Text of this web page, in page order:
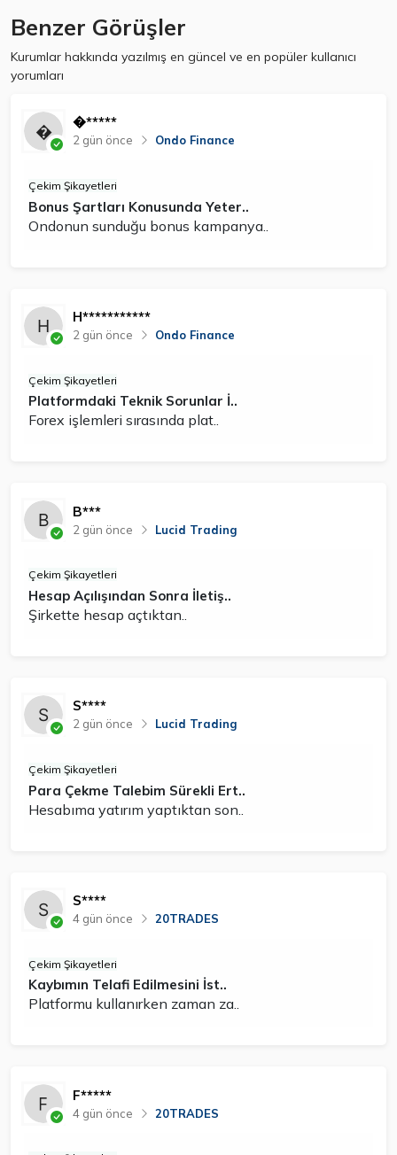
Benzer Görüşler
Kurumlar hakkında yazılmış en güncel ve en popüler kullanıcı
yorumları
�*****
2 gün önce Ondo Finance
Çekim Şikayetleri
Bonus Şartları Konusunda Yeter..
Ondonun sunduğu bonus kampanya..
H***********
2 gün önce Ondo Finance
Çekim Şikayetleri
Platformdaki Teknik Sorunlar İ..
Forex işlemleri sırasında plat..
B***
2 gün önce Lucid Trading
Çekim Şikayetleri
Hesap Açılışından Sonra İletiş..
Şirkette hesap açtıktan..
S****
2 gün önce Lucid Trading
Çekim Şikayetleri
Para Çekme Talebim Sürekli Ert..
Hesabıma yatırım yaptıktan son..
S****
4 gün önce 20TRADES
Çekim Şikayetleri
Kaybımın Telafi Edilmesini İst..
Platformu kullanırken zaman za..
F*****
4 gün önce 20TRADES